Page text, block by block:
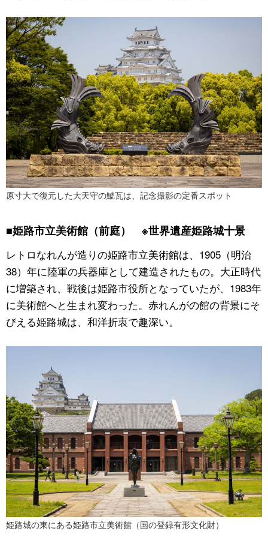
原寸大で復元した大天守の鯱瓦は、記念撮影の定番スポット
■姫路市立美術館（前庭） ※世界遺産姫路城十景
レトロなれんが造りの姫路市立美術館は、1905（明治
38）年に陸軍の兵器庫として建造されたもの。大正時代
に増築され、戦後は姫路市役所となっていたが、1983年
に美術館へと生まれ変わった。赤れんがの館の背景にそ
びえる姫路城は、和洋折衷で趣深い。
姫路城の東にある姫路市立美術館（国の登録有形文化財）